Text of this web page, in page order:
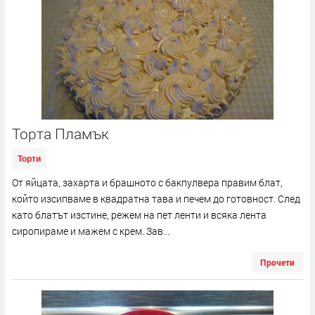
Торта Пламък
Торти
От яйцата, захарта и брашното с бакпулвера правим блат,
който изсипваме в квадратна тава и печем до готовност. След
като блатът изстине, режем на пет ленти и всяка лента
сиропираме и мажем с крем. Зав...
Прочети